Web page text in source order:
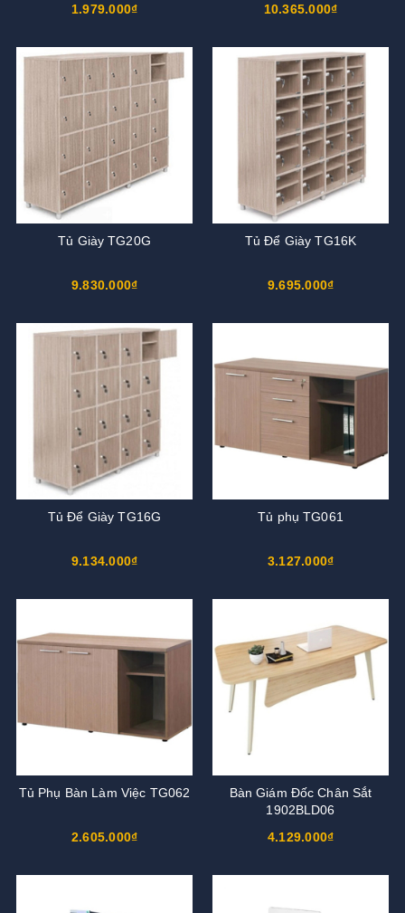
1.979.000₫ 10.365.000₫
Tủ Giày TG20G
9.830.000₫
Tủ Để Giày TG16K
9.695.000₫
Tủ Để Giày TG16G
9.134.000₫
Tủ phụ TG061
3.127.000₫
Tủ Phụ Bàn Làm Việc TG062
2.605.000₫
Bàn Giám Đốc Chân Sắt
1902BLD06
4.129.000₫